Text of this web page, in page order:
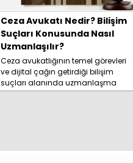
Ceza Avukatı Nedir? Bilişim
Suçları Konusunda Nasıl
Uzmanlaşılır?
Ceza avukatlığının temel görevleri
ve dijital çağın getirdiği bilişim
suçları alanında uzmanlaşma
yolları hakkında kapsamlı